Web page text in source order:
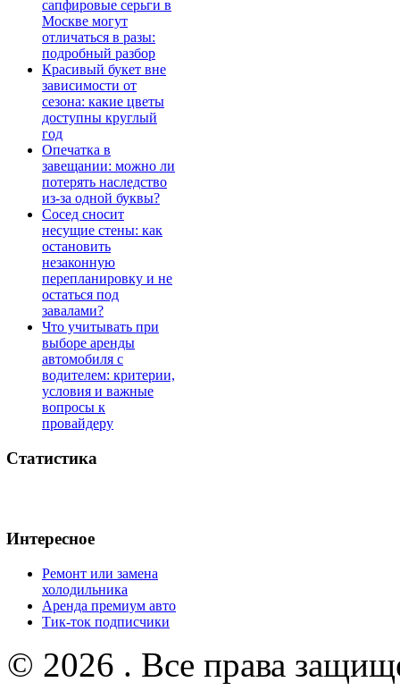
сапфировые серьги в
Москве могут
отличаться в разы:
подробный разбор
Красивый букет вне
зависимости от
сезона: какие цветы
доступны круглый
год
Опечатка в
завещании: можно ли
потерять наследство
из-за одной буквы?
Сосед сносит
несущие стены: как
остановить
незаконную
перепланировку и не
остаться под
завалами?
Что учитывать при
выборе аренды
автомобиля с
водителем: критерии,
условия и важные
вопросы к
провайдеру
Статистика
Интересное
Ремонт или замена
холодильника
Аренда премиум авто
Тик-ток подписчики
© 2026 . Все права